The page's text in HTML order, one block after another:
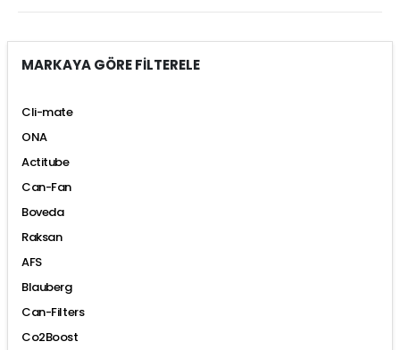
MARKAYA GÖRE FİLTERELE
Cli-mate
ONA
Actitube
Can-Fan
Boveda
Raksan
AFS
Blauberg
Can-Filters
Co2Boost